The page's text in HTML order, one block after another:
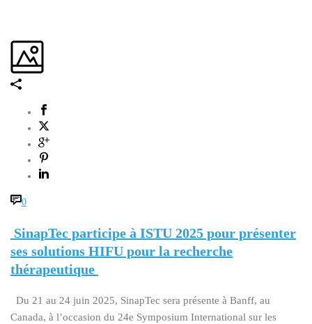
0
SinapTec participe à ISTU 2025 pour présenter
ses solutions HIFU pour la recherche
thérapeutique
Du 21 au 24 juin 2025, SinapTec sera présente à Banff, au
Canada, à l’occasion du 24e Symposium International sur les